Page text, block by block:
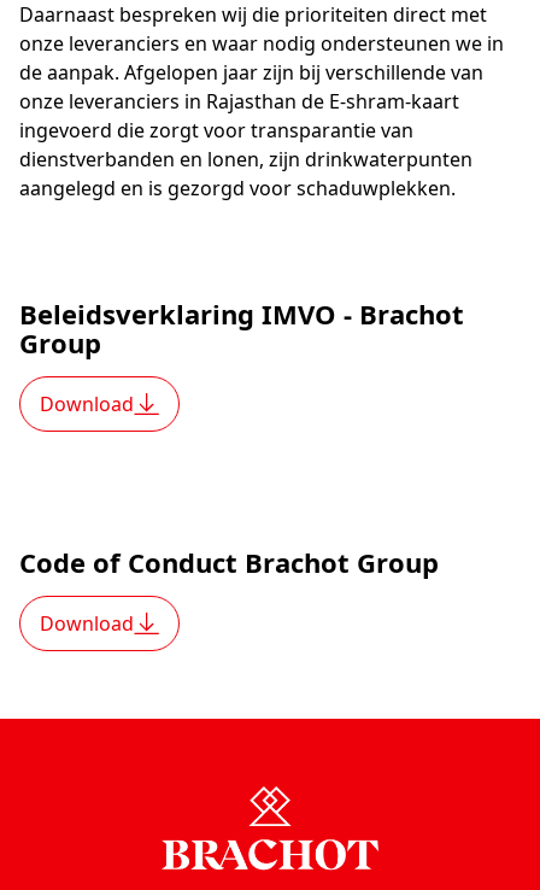
Daarnaast bespreken wij die prioriteiten direct met
onze leveranciers en waar nodig ondersteunen we in
de aanpak. Afgelopen jaar zijn bij verschillende van
onze leveranciers in Rajasthan de E-shram-kaart
ingevoerd die zorgt voor transparantie van
dienstverbanden en lonen, zijn drinkwaterpunten
aangelegd en is gezorgd voor schaduwplekken.
Beleidsverklaring IMVO - Brachot
Group
Download
Code of Conduct Brachot Group
Download